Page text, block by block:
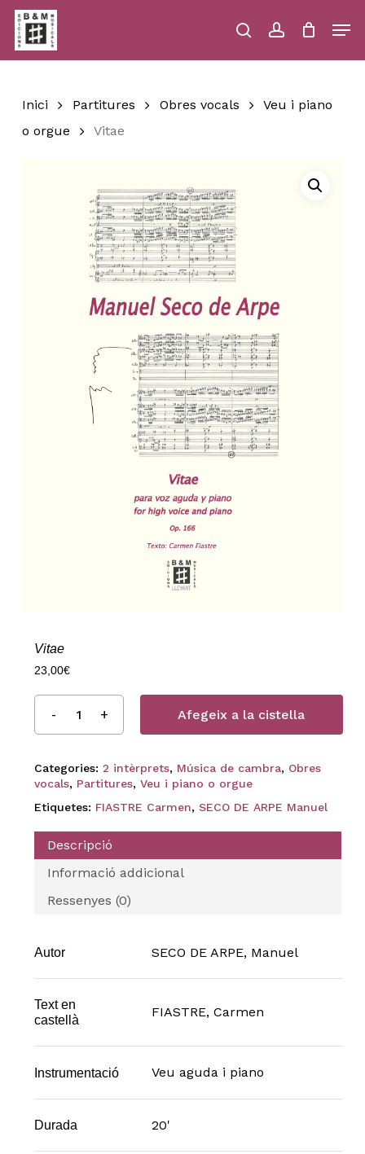
Skip
main
content
searchaccount
Close
Inici Partitures Obres vocals
Veu i piano
o orgue
Vitae
Vitae
23,00€
Afegeix a la cistella
Categories: 2 intèrprets, Música de cambra, Obres
vocals, Partitures, Veu i piano o orgue
Etiquetes: FIASTRE Carmen, SECO DE ARPE Manuel
Descripció
Informació addicional
Ressenyes (0)
Autor SECO DE ARPE, Manuel
Text en
castellà
FIASTRE, Carmen
Instrumentació Veu aguda i piano
Durada 20'
Menu